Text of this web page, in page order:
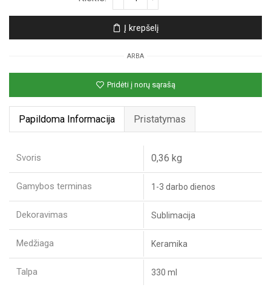
Puodelis
„Vardo
Sniego
Rutulyje“
Į krepšelį
ARBA
Pridėti į norų sąrašą
Papildoma Informacija Pristatymas
Svoris 0,36 kg
Gamybos terminas 1-3 darbo dienos
Dekoravimas Sublimacija
Medžiaga Keramika
Talpa 330 ml